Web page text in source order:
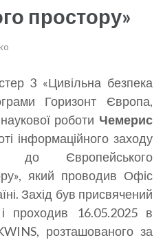
простору»
3 «Цивільна безпека
Горизонт Європа,
роботи Чемерис
інформаційного заходу
до Європейського
який проводив Офіс
Захід був присвячений
проходив 16.05.2025 в
розташованого за